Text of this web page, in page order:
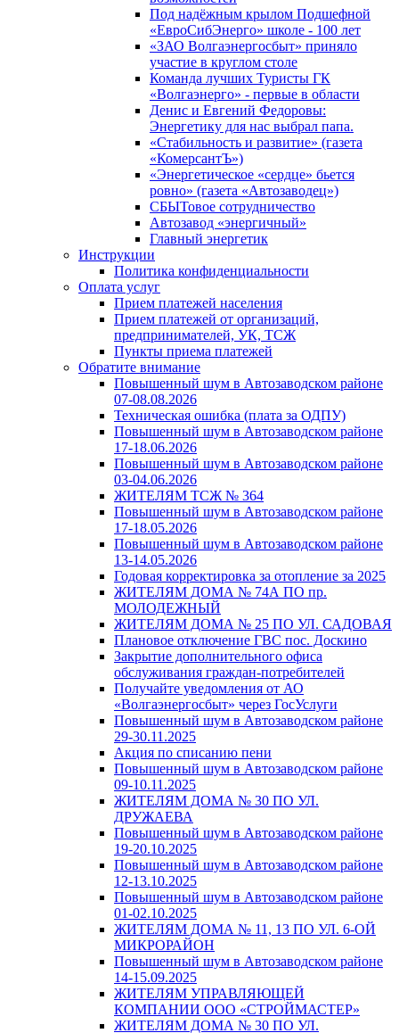
Под надёжным крылом Подшефной
«ЕвроСибЭнерго» школе - 100 лет
«ЗАО Волгаэнергосбыт» приняло
участие в круглом столе
Команда лучших Туристы ГК
«Волгаэнерго» - первые в области
Денис и Евгений Федоровы:
Энергетику для нас выбрал папа.
«Стабильность и развитие» (газета
«КомерсантЪ»)
«Энергетическое «сердце» бьется
ровно» (газета «Автозаводец»)
СБЫТовое сотрудничество
Автозавод «энергичный»
Главный энергетик
Инструкции
Политика конфиденциальности
Оплата услуг
Прием платежей населения
Прием платежей от организаций,
предпринимателей, УК, ТСЖ
Пункты приема платежей
Обратите внимание
Повышенный шум в Автозаводском районе
07-08.08.2026
Техническая ошибка (плата за ОДПУ)
Повышенный шум в Автозаводском районе
17-18.06.2026
Повышенный шум в Автозаводском районе
03-04.06.2026
ЖИТЕЛЯМ ТСЖ № 364
Повышенный шум в Автозаводском районе
17-18.05.2026
Повышенный шум в Автозаводском районе
13-14.05.2026
Годовая корректировка за отопление за 2025
ЖИТЕЛЯМ ДОМА № 74А ПО пр.
МОЛОДЕЖНЫЙ
ЖИТЕЛЯМ ДОМА № 25 ПО УЛ. САДОВАЯ
Плановое отключение ГВС пос. Доскино
Закрытие дополнительного офиса
обслуживания граждан-потребителей
Получайте уведомления от АО
«Волгаэнергосбыт» через ГосУслуги
Повышенный шум в Автозаводском районе
29-30.11.2025
Акция по списанию пени
Повышенный шум в Автозаводском районе
09-10.11.2025
ЖИТЕЛЯМ ДОМА № 30 ПО УЛ.
ДРУЖАЕВА
Повышенный шум в Автозаводском районе
19-20.10.2025
Повышенный шум в Автозаводском районе
12-13.10.2025
Повышенный шум в Автозаводском районе
01-02.10.2025
ЖИТЕЛЯМ ДОМА № 11, 13 ПО УЛ. 6-ОЙ
МИКРОРАЙОН
Повышенный шум в Автозаводском районе
14-15.09.2025
ЖИТЕЛЯМ УПРАВЛЯЮЩЕЙ
КОМПАНИИ ООО «СТРОЙМАСТЕР»
ЖИТЕЛЯМ ДОМА № 30 ПО УЛ.